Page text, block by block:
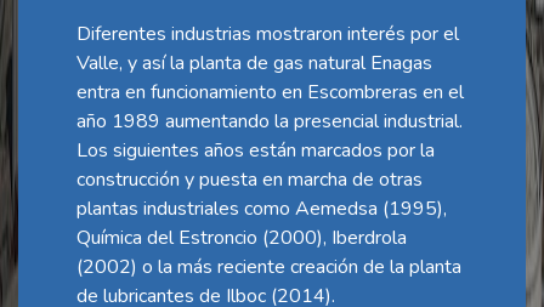
Diferentes industrias mostraron interés por el
Valle, y así la planta de gas natural Enagas
entra en funcionamiento en Escombreras en el
año 1989 aumentando la presencial industrial.
Los siguientes años están marcados por la
construcción y puesta en marcha de otras
plantas industriales como Aemedsa (1995),
Química del Estroncio (2000), Iberdrola
(2002) o la más reciente creación de la planta
de lubricantes de Ilboc (2014).